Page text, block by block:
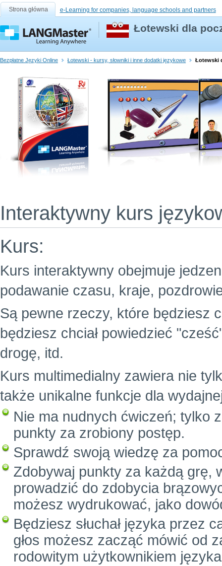
Strona główna e-Learning for companies, language schools and partners
Łotewski dla
Bezpłatne Języki Online Łotewski - kursy, słowniki i inne dodatki językowe Łotewski
Interaktywny kurs
Kurs:
Kurs interaktywny obejmuje
podawanie czasu, kraje,
Są pewne rzeczy, które będziesz
będziesz chciał powiedzieć
drogę, itd.
Kurs multimedialny zawiera nie
także unikalne funkcje dla
Nie ma nudnych ćwiczeń; tylko
punkty za zrobiony postęp.
Sprawdź swoją wiedzę za
Zdobywaj punkty za każdą grę,
prowadzić do zdobycia
możesz wydrukować, jako
Będziesz słuchał języka przez
głos możesz zacząć mówić od
rodowitym użytkownikiem